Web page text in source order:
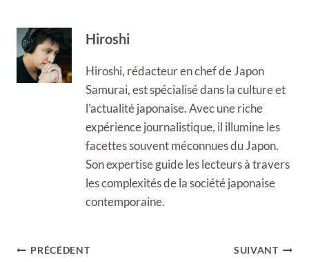
Hiroshi
Hiroshi, rédacteur en chef de Japon
Samurai, est spécialisé dans la culture et
l'actualité japonaise. Avec une riche
expérience journalistique, il illumine les
facettes souvent méconnues du Japon.
Son expertise guide les lecteurs à travers
les complexités de la société japonaise
contemporaine.
Navigation
PRÉCÉDENT SUIVANT